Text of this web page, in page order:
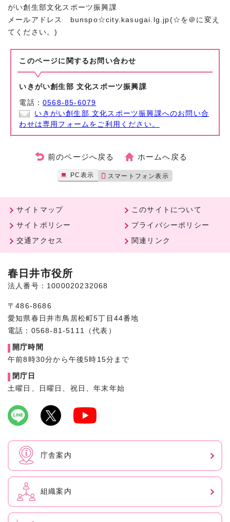
がい創生部文化スポーツ振興課
メールアドレス bunspo☆city.kasugai.lg.jp(☆を＠に変え
てください。)
このページに関する お問い合わせ
いきがい創生部 文化スポーツ振興課
電話：0568-85-6079
いきがい創生部 文化スポーツ振興課へのお問い合
わせは専用フォームをご利用ください。
前のページへ戻る ホームへ戻る
PC表示 スマートフォン表示
サイトマップ
このサイトについて
サイトポリシー
プライバシーポリシー
交通アクセス
関連リンク
春日井市役所
法人番号：1000020232068
〒486-8686
愛知県春日井市鳥居松町5丁目44番地
電話：0568-81-5111（代表）
開庁時間
午前8時30分から午後5時15分まで
閉庁日
土曜日、日曜日、祝日、年末年始
庁舎案内
組織案内